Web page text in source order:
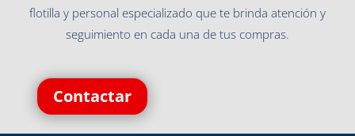
flotilla y personal especializado que te brinda atención y
seguimiento en cada una de tus compras.
Contactar